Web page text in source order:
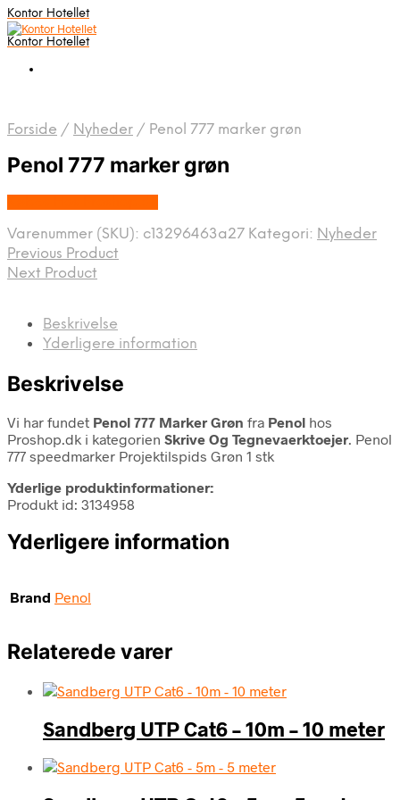
Kontor Hotellet
Kontor Hotellet
Forside / Nyheder / Penol 777 marker grøn
Penol 777 marker grøn
Varenummer (SKU): c13296463a27 Kategori: Nyheder
Previous Product
Next Product
Beskrivelse
Yderligere information
Beskrivelse
Vi har fundet Penol 777 Marker Grøn fra Penol hos
Proshop.dk i kategorien Skrive Og Tegnevaerktoejer. Penol
777 speedmarker Projektilspids Grøn 1 stk
Yderlige produktinformationer:
Produkt id: 3134958
Yderligere information
Brand Penol
Relaterede varer
Sandberg UTP Cat6 – 10m – 10 meter